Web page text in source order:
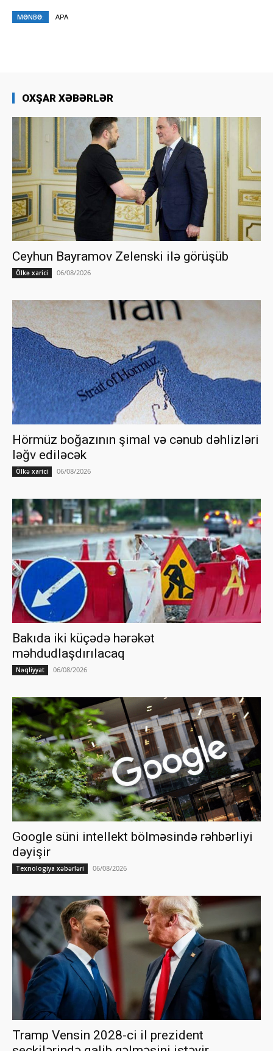
MƏNBƏ: APA
OXŞAR XƏBƏRLƏR
Ceyhun Bayramov Zelenski ilə görüşüb
Ölkə xarici 06/08/2026
Hörmüz boğazının şimal və cənub dəhlizləri
ləğv ediləcək
Ölkə xarici 06/08/2026
Bakıda iki küçədə hərəkət
məhdudlaşdırılacaq
Nəqliyyat 06/08/2026
Google süni intellekt bölməsində rəhbərliyi
dəyişir
Texnologiya xəbərləri 06/08/2026
Tramp Vensin 2028-ci il prezident